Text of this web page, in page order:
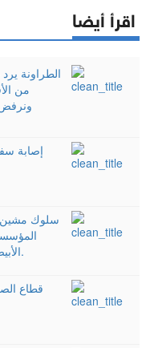
اقرأ أيضا
الطراونة
من
إصابة
سلوك مشين
الأبيض ويلحق الضرر بسمعة القطاع.